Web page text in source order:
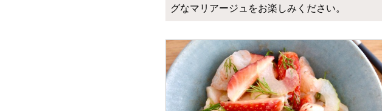
グなマリアージュをお楽しみください。